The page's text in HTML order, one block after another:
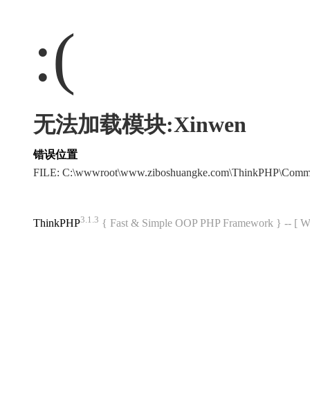
:(
无法加载模块:Xinwen
错误位置
FILE:
ThinkPHP3.1.3 { Fast & Simple OOP PHP Framework } -- [